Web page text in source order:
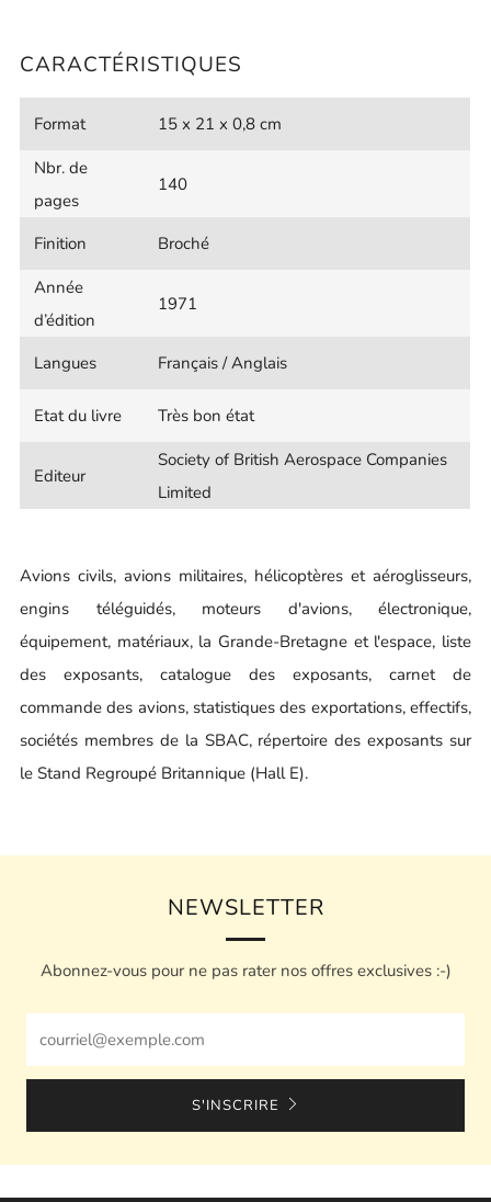
CARACTÉRISTIQUES
Format
15 x 21 x 0,8 cm
Nbr. de
pages
140
Finition
Broché
Année
d’édition
1971
Langues Français / Anglais
Etat du livre Très bon état
Editeur
Society of British Aerospace Companies
Limited
Avions civils, avions militaires, hélicoptères et aéroglisseurs,
engins téléguidés, moteurs d'avions, électronique,
équipement, matériaux, la Grande-Bretagne et l'espace, liste
des exposants, catalogue des exposants, carnet de
commande des avions, statistiques des exportations, effectifs,
sociétés membres de la SBAC, répertoire des exposants sur
le Stand Regroupé Britannique (Hall E).
NEWSLETTER
Abonnez-vous pour ne pas rater nos offres exclusives :-)
S'INSCRIRE